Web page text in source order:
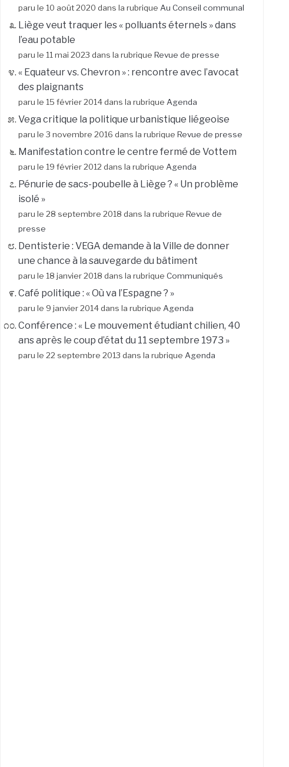
paru le 10 août 2020 dans la rubrique Au Conseil communal
Liège veut traquer les « polluants éternels » dans
l’eau potable
paru le 11 mai 2023 dans la rubrique Revue de presse
« Equateur vs. Chevron » : rencontre avec l’avocat
des plaignants
paru le 15 février 2014 dans la rubrique Agenda
Vega critique la politique urbanistique liégeoise
paru le 3 novembre 2016 dans la rubrique Revue de presse
Manifestation contre le centre fermé de Vottem
paru le 19 février 2012 dans la rubrique Agenda
Pénurie de sacs-poubelle à Liège ? « Un problème
isolé »
paru le 28 septembre 2018 dans la rubrique Revue de
presse
Dentisterie : VEGA demande à la Ville de donner
une chance à la sauvegarde du bâtiment
paru le 18 janvier 2018 dans la rubrique Communiqués
Café politique : « Où va l’Espagne ? »
paru le 9 janvier 2014 dans la rubrique Agenda
Conférence : « Le mouvement étudiant chilien, 40
ans après le coup d’état du 11 septembre 1973 »
paru le 22 septembre 2013 dans la rubrique Agenda